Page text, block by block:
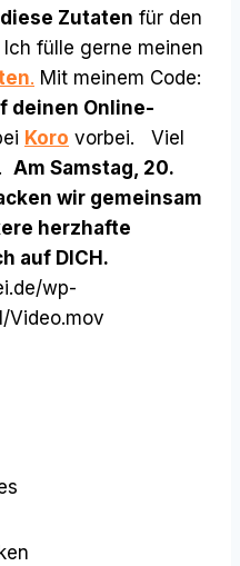
diese Zutaten für den
Ich fülle gerne meinen
. Mit meinem Code:
deinen Online-
Koro vorbei. Viel
Am Samstag, 20.
wir gemeinsam
herzhafte
auf DICH.
wp-
Video.mov